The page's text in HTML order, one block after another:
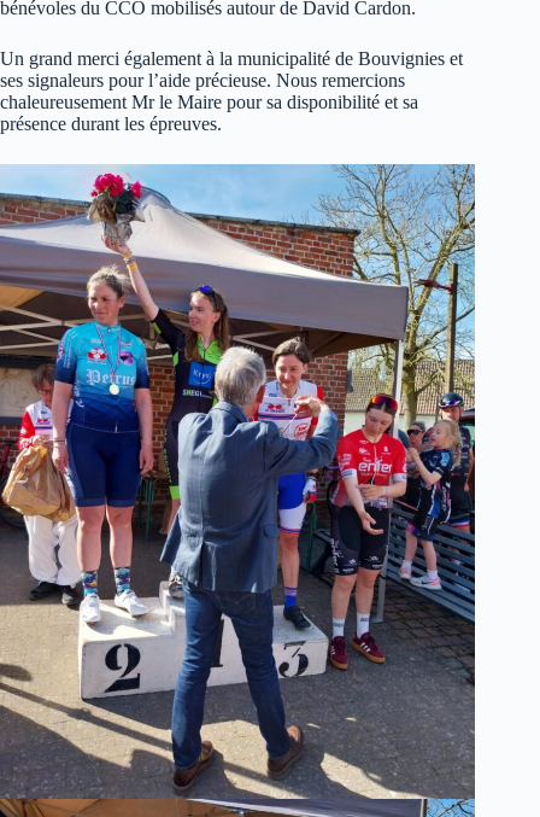
bénévoles du CCO mobilisés autour de David Cardon.
Un grand merci également à la municipalité de Bouvignies et
ses signaleurs pour l’aide précieuse. Nous remercions
chaleureusement Mr le Maire pour sa disponibilité et sa
présence durant les épreuves.